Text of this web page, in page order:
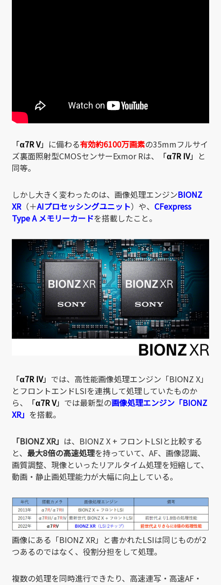
「α7R V」 に備わる有効約6100万画素の35mmフルサイ
ズ裏面照射型CMOSセンサーExmor Rは、
「α7R IV」 と
同等。
しかし大きく変わったのは、画像処理エンジンBIONZ
XR（＋AIプロセッシングユニット）や、 CFexpress
Type Aメモリーカードを搭載したこと。
「α7R IV」 では、高性能画像処理エンジン「BIONZ X」
とフロントエンドLSIを連携して処理していたものか
ら、
「α7R V」 では最新型の画像処理エンジン「BIONZ
XR」 を搭載。
「BIONZ XR」 は、BIONZ X + フロントLSIと比較する
と、 最大8倍の高速処理を持っていて、AF、画像認識、
画質調整、現像といったリアルタイム処理を短縮して、
動画・静止画処理能力が大幅に向上している。
画像にある「BIONZ XR」と書かれたLSIは同じものが2
つあるのではなく、役割分担をして処理。
複数の処理を同時進行できたり、高速連写・高速AF・